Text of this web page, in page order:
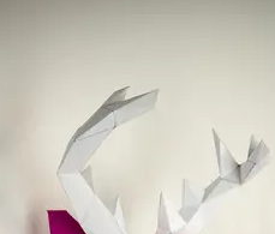
hunderter von
entstehen wunderschöne
Papier handgefertigt und
Kleben müssen einfach die